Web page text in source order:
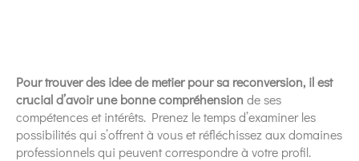
Pour trouver des idee de metier pour sa reconversion, il est
crucial d’avoir une bonne compréhension de ses
compétences et intérêts. Prenez le temps d’examiner les
possibilités qui s’offrent à vous et réfléchissez aux domaines
professionnels qui peuvent correspondre à votre profil.